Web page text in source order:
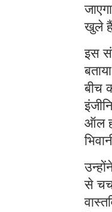
खुले
इस
बीच
ऑल
से